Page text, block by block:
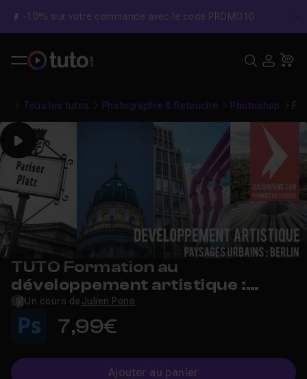
-10% sur votre commande avec le code PROMO10
Tous les tutos Photographie & Retouche Photoshop
Play
TUTO Formation au
développement artistique :
paysages urbains
Un cours de Julien Pons
7,99€
Ajouter au panier